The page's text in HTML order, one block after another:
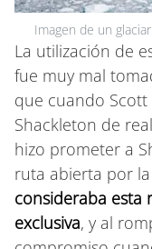
Imagen de un
La utilización de
fue muy mal
que cuando
Shackleton de
hizo prometer a
ruta abierta por
consideraba
exclusiva, y al